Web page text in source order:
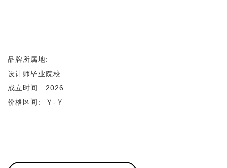
品牌所属地:
设计师毕业院校:
成立时间:
2026
价格区间:
￥-￥